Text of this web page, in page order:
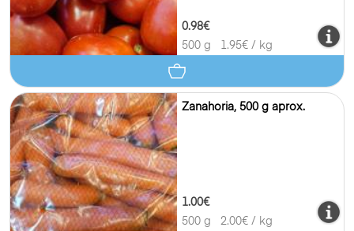
0.98€
500 g
1.95€ / kg
Zanahoria, 500 g aprox.
1.00€
500 g
2.00€ / kg